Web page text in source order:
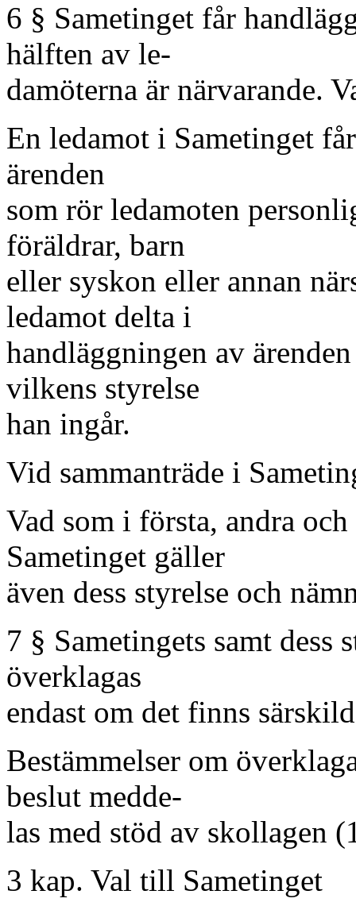
6 § Sametinget får
hälften av le-
damöterna är närvarande.
En ledamot i Sametinget
ärenden
som rör ledamoten
föräldrar, barn
eller syskon eller annan
ledamot delta i
handläggningen av
vilkens styrelse
han ingår.
Vid sammanträde i
Vad som i första, andra
Sametinget gäller
även dess styrelse och
7 § Sametingets samt dess
överklagas
endast om det finns
Bestämmelser om
beslut medde-
las med stöd av skollagen
3 kap. Val till Sametinget